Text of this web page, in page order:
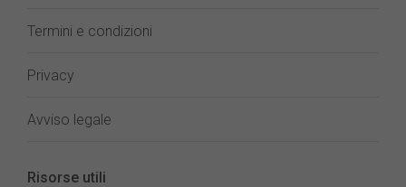
Termini e condizioni
Privacy
Avviso legale
Risorse utili